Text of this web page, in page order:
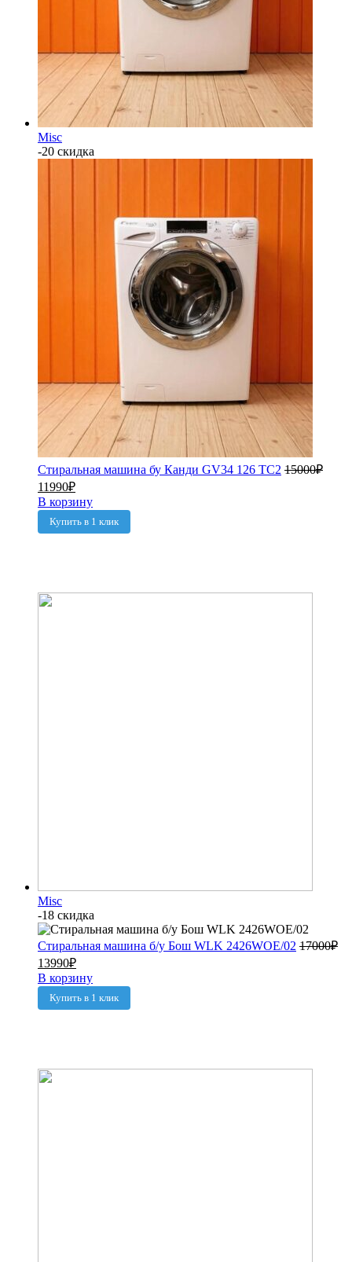
Misc
-20 скидка
Стиральная машина бу Канди GV34 126 TC2 15000₽
11990₽
В корзину
Купить в 1 клик
Misc
-18 скидка
Стиральная машина б/у Бош WLK 2426WOE/02 17000₽
13990₽
В корзину
Купить в 1 клик